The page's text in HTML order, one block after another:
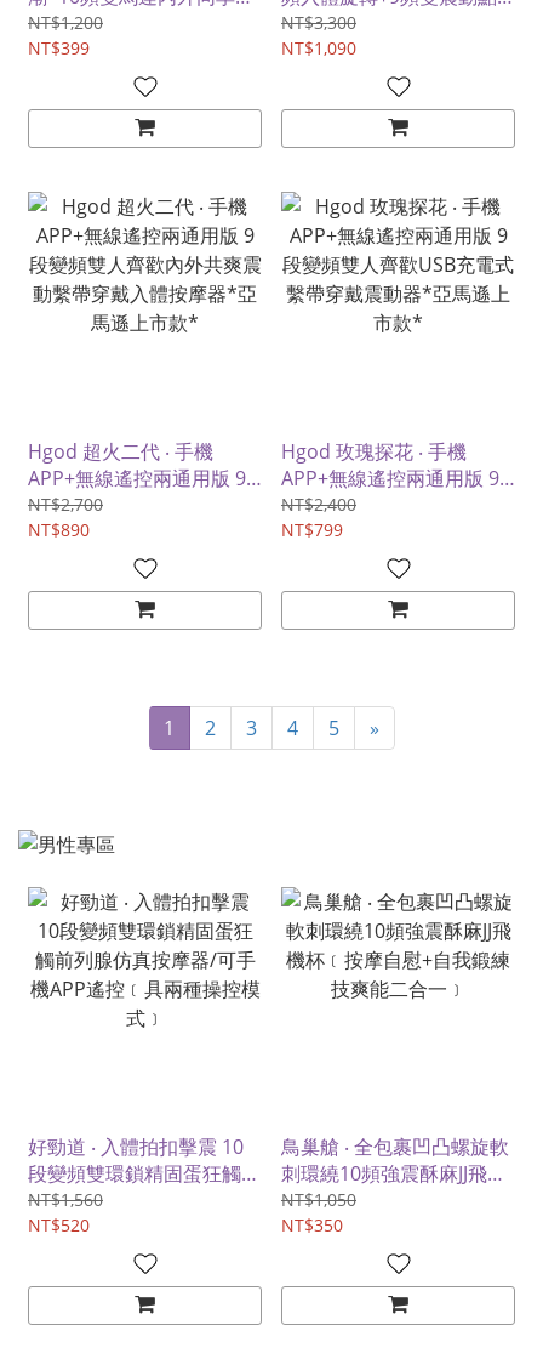
激入體穿戴按摩器 - 可手機
APP遙控﹝具兩種操控模
NT$1,200
NT$399
內外精準刺激按摩棒﹝親膚
矽膠/磁吸充電﹞*亞馬遜上
NT$3,300
NT$1,090
Hgod 超火二代 ‧ 手機
APP+無線遙控兩通用版 9
段變頻雙人齊歡內外共爽震
動繫帶穿戴入體按摩器*亞
馬遜上市款*
NT$2,700
NT$890
Hgod 玫瑰探花 ‧ 手機
APP+無線遙控兩通用版 9
段變頻雙人齊歡USB充電式
繫帶穿戴震動器*亞馬遜上
NT$2,400
NT$799
1 2 3 4 5 »
好勁道 ‧ 入體拍扣擊震 10
段變頻雙環鎖精固蛋狂觸前
列腺仿真按摩器/可手機
APP遙控﹝具兩種操控模
NT$1,560
NT$520
鳥巢艙 ‧ 全包裹凹凸螺旋軟
刺環繞10頻強震酥麻JJ飛機
杯﹝按摩自慰+自我鍛練 技
爽能二合一﹞
NT$1,050
NT$350